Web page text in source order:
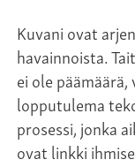
Kuvani ovat
havainnoista.
ei ole
lopputulema
prosessi, jonka
ovat linkki